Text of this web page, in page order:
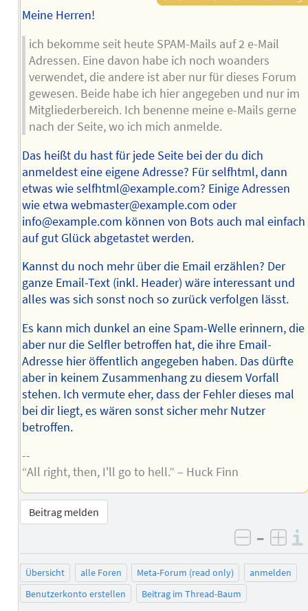
Meine Herren!
ich bekomme seit heute SPAM-Mails auf 2 e-Mail
Adressen. Eine davon habe ich noch woanders
verwendet, die andere ist aber nur für dieses Forum
gewesen. Beide habe ich hier angegeben und nur im
Mitgliederbereich. Ich benenne meine e-Mails gerne
nach der Seite, wo ich mich anmelde.
Das heißt du hast für jede Seite bei der du dich
anmeldest eine eigene Adresse? Für selfhtml, dann
etwas wie selfhtml@example.com? Einige Adressen
wie etwa webmaster@example.com oder
info@example.com können von Bots auch mal einfach
auf gut Glück abgetastet werden.
Kannst du noch mehr über die Email erzählen? Der
ganze Email-Text (inkl. Header) wäre interessant und
alles was sich sonst noch so zurück verfolgen lässt.
Es kann mich dunkel an eine Spam-Welle erinnern, die
aber nur die Selfler betroffen hat, die ihre Email-
Adresse hier öffentlich angegeben haben. Das dürfte
aber in keinem Zusammenhang zu diesem Vorfall
stehen. Ich vermute eher, dass der Fehler dieses mal
bei dir liegt, es wären sonst sicher mehr Nutzer
betroffen.
--
“All right, then, I'll go to hell.” – Huck Finn
Beitrag melden
negativ
–
Übersicht alle Foren Meta-Forum (read only)
anmelden
Benutzerkonto erstellen
Beitrag im Thread-Baum